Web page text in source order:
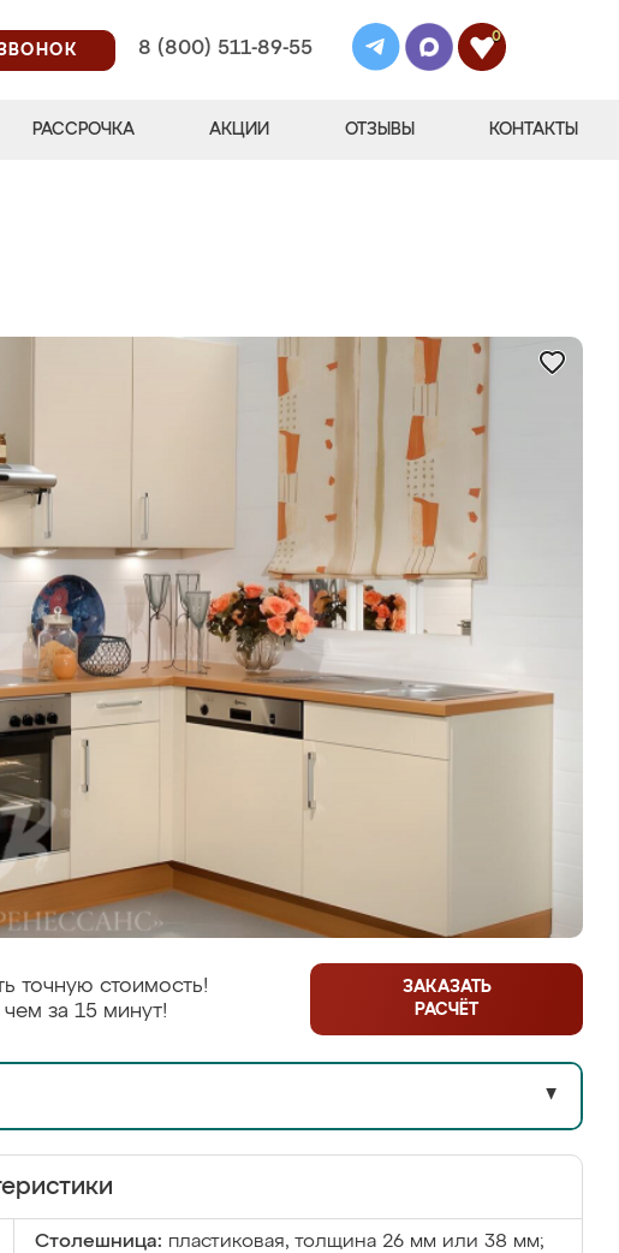
8 (800) 511-89-55
0
РАССРОЧКА АКЦИИ ОТЗЫВЫ КОНТАКТЫ
точную стоимость!
за 15 минут!
ЗАКАЗАТЬ
РАСЧЁТ
▼
Столешница: пластиковая, толщина 26 мм или 38 мм;